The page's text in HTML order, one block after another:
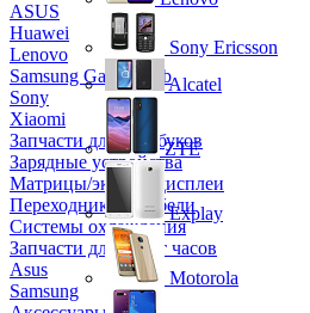
ASUS
Huawei
Lenovo
Samsung Galaxy Tab
Sony
Xiaomi
Запчасти для ноутбуков
Зарядные устройства
Матрицы/экраны/дисплеи
Переходники и кабели
Системы охлаждения
Запчасти для смарт часов
Asus
Samsung
Sony Ericsson
Alcatel
ZTE
Explay
Motorola